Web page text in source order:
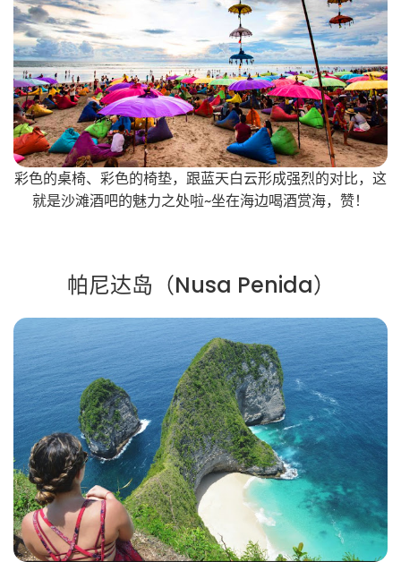
彩色的桌椅、彩色的椅垫，跟蓝天白云形成强烈的对比，这
就是沙滩酒吧的魅力之处啦~坐在海边喝酒赏海，赞！
帕尼达岛（Nusa Penida）